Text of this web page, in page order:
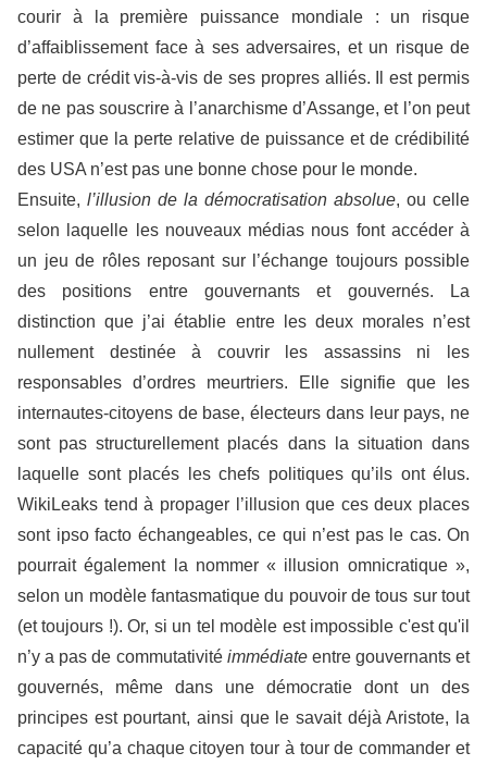
courir à la première puissance mondiale : un risque
d’affaiblissement face à ses adversaires, et un risque de
perte de crédit vis-à-vis de ses propres alliés. Il est permis
de ne pas souscrire à l’anarchisme d’Assange, et l’on peut
estimer que la perte relative de puissance et de crédibilité
des USA n’est pas une bonne chose pour le monde.
Ensuite, l’illusion de la démocratisation absolue, ou celle
selon laquelle les nouveaux médias nous font accéder à
un jeu de rôles reposant sur l’échange toujours possible
des positions entre gouvernants et gouvernés. La
distinction que j’ai établie entre les deux morales n’est
nullement destinée à couvrir les assassins ni les
responsables d’ordres meurtriers. Elle signifie que les
internautes-citoyens de base, électeurs dans leur pays, ne
sont pas structurellement placés dans la situation dans
laquelle sont placés les chefs politiques qu’ils ont élus.
WikiLeaks tend à propager l’illusion que ces deux places
sont ipso facto échangeables, ce qui n’est pas le cas. On
pourrait également la nommer « illusion omnicratique »,
selon un modèle fantasmatique du pouvoir de tous sur tout
(et toujours !). Or, si un tel modèle est impossible c'est qu'il
n’y a pas de commutativité immédiateentre gouvernants et
gouvernés, même dans une démocratie dont un des
principes est pourtant, ainsi que le savait déjà Aristote, la
capacité qu’a chaque citoyen tour à tour de commander et